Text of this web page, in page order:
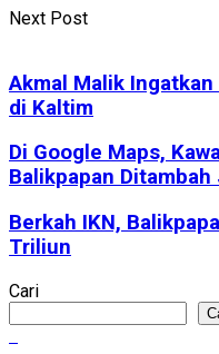
Next Post
Akmal Malik
di Kaltim
Di Google Maps,
Balikpapan
Berkah IKN,
Triliun
Cari